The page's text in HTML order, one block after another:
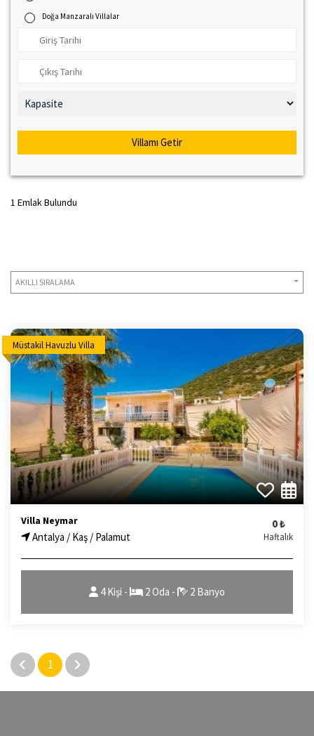
Doğa Manzaralı Villalar
Villamı Getir
1 Emlak Bulundu
AKILLI SIRALAMA
Müstakil Havuzlu Villa
Villa Neymar
Antalya / Kaş / Palamut
0 ₺
Haftalık
4 Kişi - 2 Oda - 2 Banyo
1